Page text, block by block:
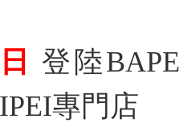
登陸BAPE
專門店